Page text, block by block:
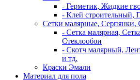
- Герметик, Жидкие
- Клей строительный,
Сетки малярные, Серпянки,
- Сетка малярная,
Стеклообои
- Скотч малярный,
и тд.
Краски Эмали
Материал для пола